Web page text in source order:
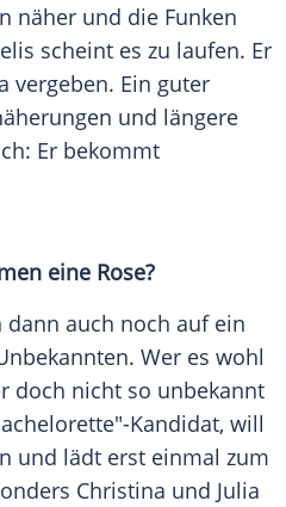
näher und die Funken
scheint es zu laufen. Er
vergeben. Ein guter
und längere
Er bekommt
eine Rose?
auch noch auf ein
Wer es wohl
doch nicht so unbekannt
Kandidat, will
und lädt erst einmal zum
Christina und Julia